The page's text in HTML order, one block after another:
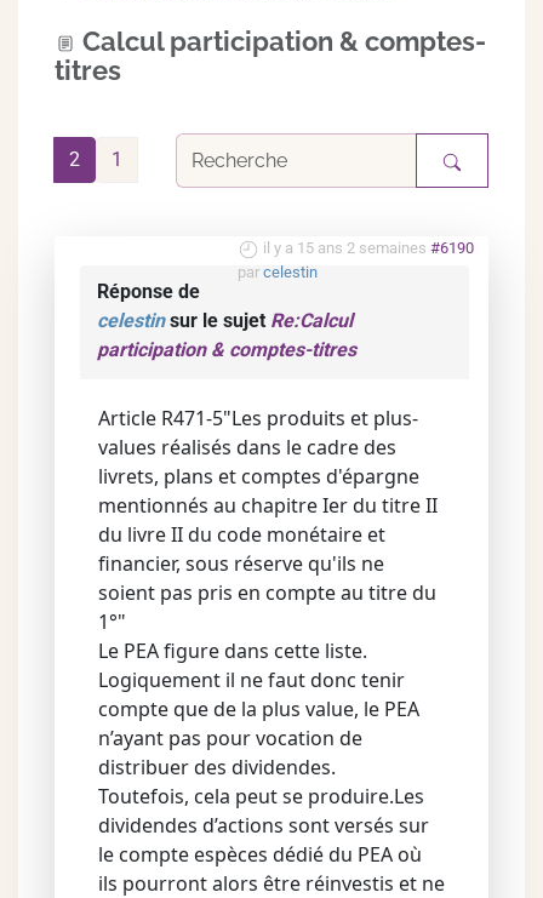
Calcul participation & comptes-
titres
1
2
il y a 15 ans 2 semaines #6190
par celestin
Réponse de
celestinsur le sujet Re:Calcul
participation & comptes-titres
Article R471-5"Les produits et plus-
values réalisés dans le cadre des
livrets, plans et comptes d'épargne
mentionnés au chapitre Ier du titre II
du livre II du code monétaire et
financier, sous réserve qu'ils ne
soient pas pris en compte au titre du
1°"
Le PEA figure dans cette liste.
Logiquement il ne faut donc tenir
compte que de la plus value, le PEA
n’ayant pas pour vocation de
distribuer des dividendes.
Toutefois, cela peut se produire.Les
dividendes d’actions sont versés sur
le compte espèces dédié du PEA où
ils pourront alors être réinvestis et ne